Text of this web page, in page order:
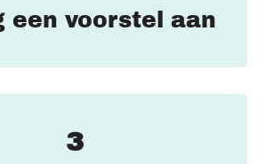
een voorstel aan
3